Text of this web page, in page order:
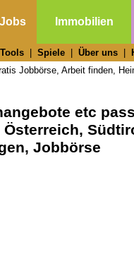
Jobs Immobilien
Spiele Über uns
Jobbörse, Arbeit finden,
etc
Österreich,
Jobbörse